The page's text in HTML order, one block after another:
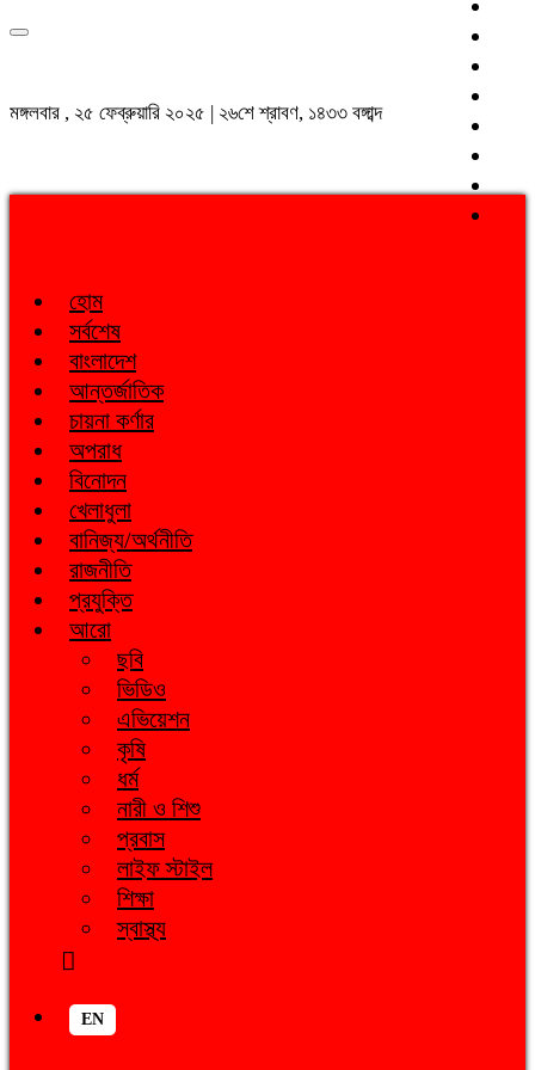
মঙ্গলবার , ২৫ ফেব্রুয়ারি ২০২৫ | ২৬শে শ্রাবণ, ১৪৩৩ বঙ্গাব্দ
হোম
সর্বশেষ
বাংলাদেশ
আন্তর্জাতিক
চায়না কর্ণার
অপরাধ
বিনোদন
খেলাধুলা
বানিজ্য/অর্থনীতি
রাজনীতি
প্রযুক্তি
আরো
ছবি
ভিডিও
এভিয়েশন
কৃষি
ধর্ম
নারী ও শিশু
প্রবাস
লাইফ স্টাইল
শিক্ষা
স্বাস্থ্য
EN